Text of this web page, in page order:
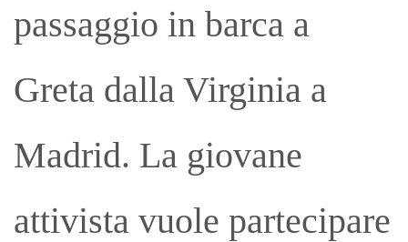
passaggio in barca a
Greta dalla Virginia a
Madrid. La giovane
attivista vuole partecipare